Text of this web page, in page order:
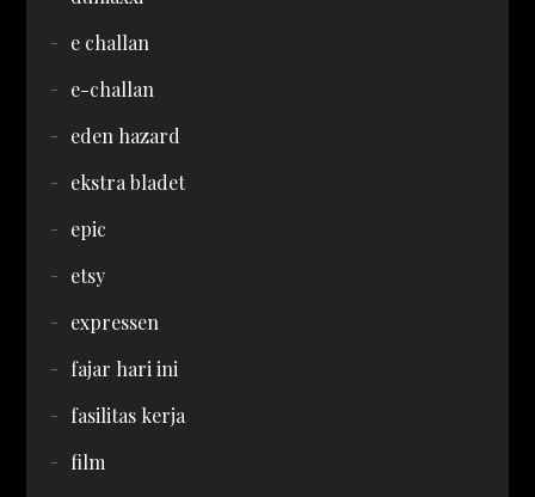
e challan
e-challan
eden hazard
ekstra bladet
epic
etsy
expressen
fajar hari ini
fasilitas kerja
film